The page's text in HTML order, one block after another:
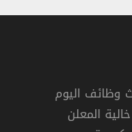
وظائف اليوم
المعلن